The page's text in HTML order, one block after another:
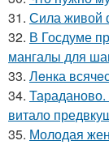
31. Сила живой
32. В Госдуме
мангалы для
33. Лeнка
34.
витало
35. Молодая